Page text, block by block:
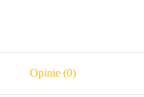
Opinie (0)